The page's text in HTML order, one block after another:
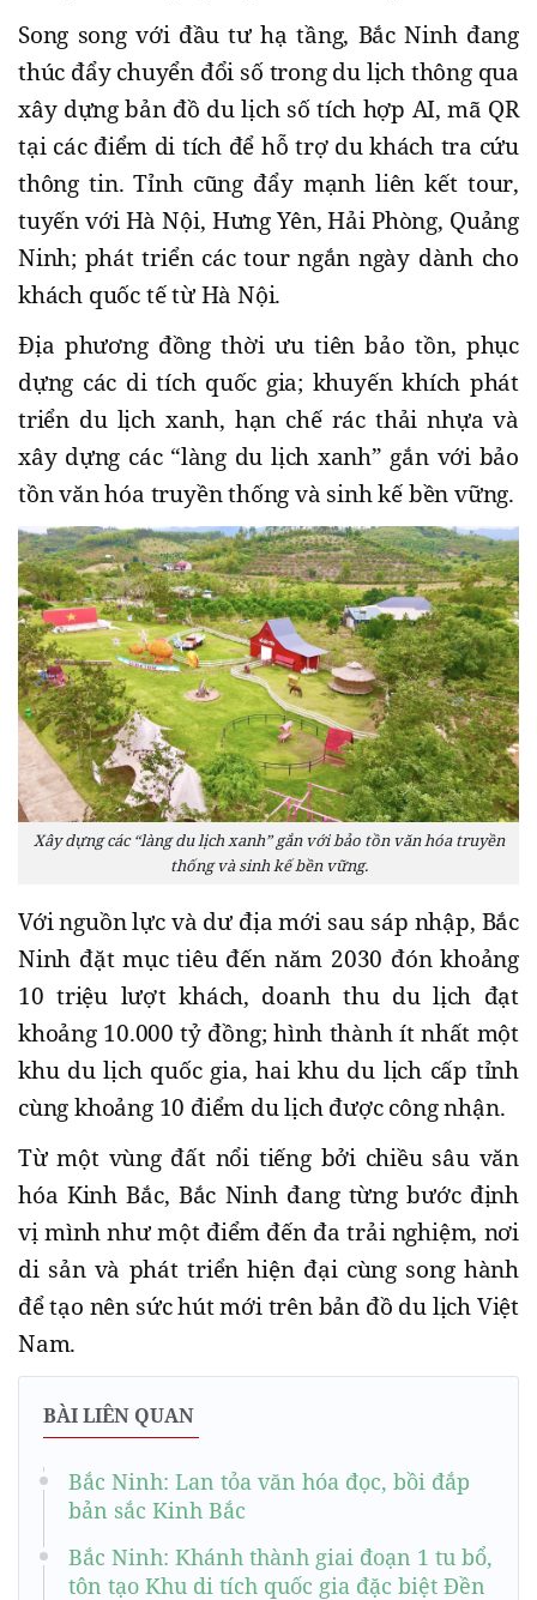
Song song với đầu tư hạ tầng, Bắc Ninh đang
thúc đẩy chuyển đổi số trong du lịch thông qua
xây dựng bản đồ du lịch số tích hợp AI, mã QR
tại các điểm di tích để hỗ trợ du khách tra cứu
thông tin. Tỉnh cũng đẩy mạnh liên kết tour,
tuyến với Hà Nội, Hưng Yên, Hải Phòng, Quảng
Ninh; phát triển các tour ngắn ngày dành cho
khách quốc tế từ Hà Nội.
Địa phương đồng thời ưu tiên bảo tồn, phục
dựng các di tích quốc gia; khuyến khích phát
triển du lịch xanh, hạn chế rác thải nhựa và
xây dựng các “làng du lịch xanh” gắn với bảo
tồn văn hóa truyền thống và sinh kế bền vững.
Xây dựng các “làng du lịch xanh” gắn với bảo tồn văn hóa truyền
thống và sinh kế bền vững.
Với nguồn lực và dư địa mới sau sáp nhập, Bắc
Ninh đặt mục tiêu đến năm 2030 đón khoảng
10 triệu lượt khách, doanh thu du lịch đạt
khoảng 10.000 tỷ đồng; hình thành ít nhất một
khu du lịch quốc gia, hai khu du lịch cấp tỉnh
cùng khoảng 10 điểm du lịch được công nhận.
Từ một vùng đất nổi tiếng bởi chiều sâu văn
hóa Kinh Bắc, Bắc Ninh đang từng bước định
vị mình như một điểm đến đa trải nghiệm, nơi
di sản và phát triển hiện đại cùng song hành
để tạo nên sức hút mới trên bản đồ du lịch Việt
Nam.
BÀI LIÊN QUAN
Bắc Ninh: Lan tỏa văn hóa đọc, bồi đắp
bản sắc Kinh Bắc
Bắc Ninh: Khánh thành giai đoạn 1 tu bổ,
tôn tạo Khu di tích quốc gia đặc biệt Đền